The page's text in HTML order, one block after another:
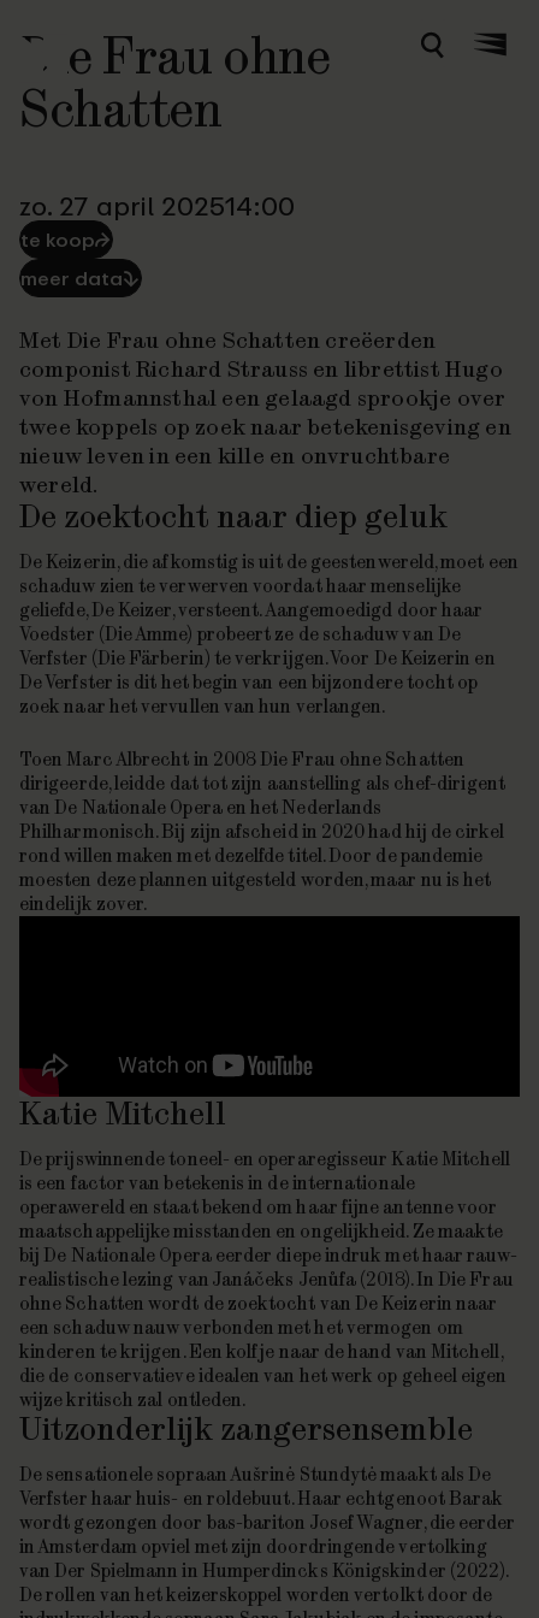
ZoekenMenu
Die Frau ohne
Schatten
zo. 27 april 202514:00
te koop⮫
meer data⮯
Met Die Frau ohne Schatten creëerden
componist Richard Strauss en librettist Hugo
von Hofmannsthal een gelaagd sprookje over
twee koppels op zoek naar betekenisgeving en
nieuw leven in een kille en onvruchtbare
wereld.
De zoektocht naar diep geluk
De Keizerin, die afkomstig is uit de geestenwereld, moet een
schaduw zien te verwerven voordat haar menselijke
geliefde, De Keizer, versteent. Aangemoedigd door haar
Voedster (Die Amme) probeert ze de schaduw van De
Verfster (Die Färberin) te verkrijgen. Voor De Keizerin en
De Verfster is dit het begin van een bijzondere tocht op
zoek naar het vervullen van hun verlangen.
Toen Marc Albrecht in 2008 Die Frau ohne Schatten
dirigeerde, leidde dat tot zijn aanstelling als chef-dirigent
van De Nationale Opera en het Nederlands
Philharmonisch. Bij zijn afscheid in 2020 had hij de cirkel
rond willen maken met dezelfde titel. Door de pandemie
moesten deze plannen uitgesteld worden, maar nu is het
eindelijk zover.
Katie Mitchell
De prijswinnende toneel- en operaregisseur Katie Mitchell
is een factor van betekenis in de internationale
operawereld en staat bekend om haar fijne antenne voor
maatschappelijke misstanden en ongelijkheid. Ze maakte
bij De Nationale Opera eerder diepe indruk met haar rauw-
realistische lezing van Janáčeks Jenůfa (2018). In Die Frau
ohne Schattenwordt de zoektocht van De Keizerin naar
een schaduw nauw verbonden met het vermogen om
kinderen te krijgen. Een kolfje naar de hand van Mitchell,
die de conservatieve idealen van het werk op geheel eigen
wijze kritisch zal ontleden.
Uitzonderlijk zangersensemble
De sensationele sopraan Aušrinė Stundytė maakt als De
Verfster haar huis- en roldebuut. Haar echtgenoot Barak
wordt gezongen door bas-bariton Josef Wagner, die eerder
in Amsterdam opviel met zijn doordringende vertolking
van Der Spielmann in Humperdincks Königskinder (2022).
De rollen van het keizerskoppel worden vertolkt door de